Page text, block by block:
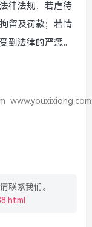
律法规，若虐待
留及罚款；若情
到法律的严惩。
www.youxixiong.com
联系我们。